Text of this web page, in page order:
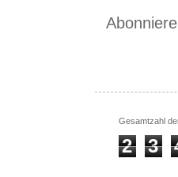
Gesamtzahl
2 3